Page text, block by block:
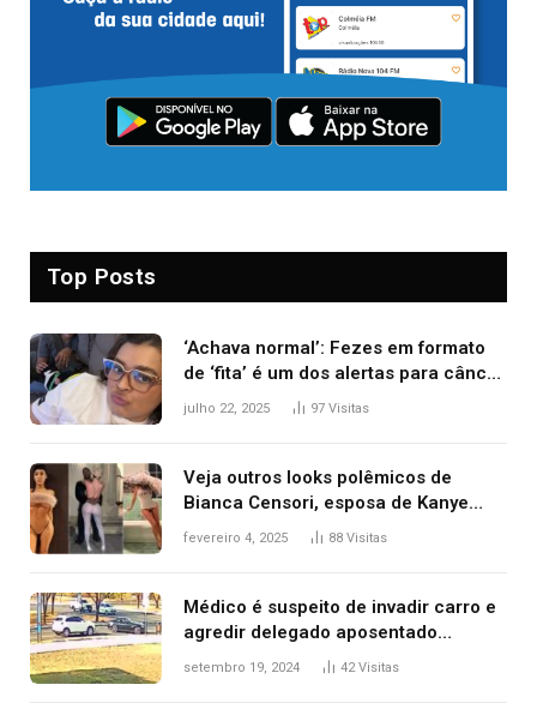
Top Posts
‘Achava normal’: Fezes em formato
de ‘fita’ é um dos alertas para câncer
colorretal; relembre fala de Preta Gil
julho 22, 2025 97 Visitas
Veja outros looks polêmicos de
Bianca Censori, esposa de Kanye
West que apareceu nua no Grammy
fevereiro 4, 2025 88 Visitas
Médico é suspeito de invadir carro e
agredir delegado aposentado
durante confusão no trânsito
setembro 19, 2024 42Visitas